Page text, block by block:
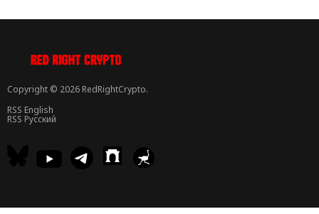
Copyright © 2026 RedRightCrypto.
RSS English
RSS Русский